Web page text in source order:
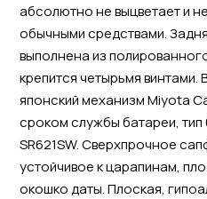
абсолютно не выцветает и
обычными средствами.
выполнена из
крепится четырьмя
японский механизм Miyota
сроком службы батареи, тип
SR621SW. Сверхпрочное
устойчивое к царапинам,
окошко даты. Плоская,